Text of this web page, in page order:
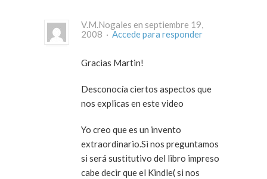
V.M.Nogales en septiembre 19,
2008 · Accede para responder
Gracias Martin!
Desconocía ciertos aspectos que
nos explicas en este video
Yo creo que es un invento
extraordinario.Si nos preguntamos
si será sustitutivo del libro impreso
cabe decir que el Kindle( si nos